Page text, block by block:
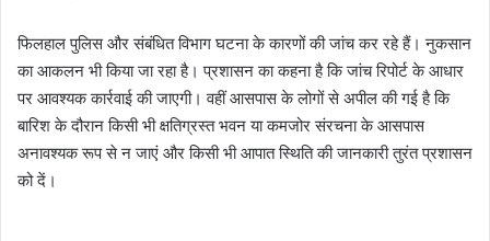
फिलहाल पुलिस और संबंधित विभाग घटना के कारणों की जांच कर रहे हैं। नुकसान
का आकलन भी किया जा रहा है। प्रशासन का कहना है कि जांच रिपोर्ट के आधार
पर आवश्यक कार्रवाई की जाएगी। वहीं आसपास के लोगों से अपील की गई है कि
बारिश के दौरान किसी भी क्षतिग्रस्त भवन या कमजोर संरचना के आसपास
अनावश्यक रूप से न जाएं और किसी भी आपात स्थिति की जानकारी तुरंत प्रशासन
को दें।